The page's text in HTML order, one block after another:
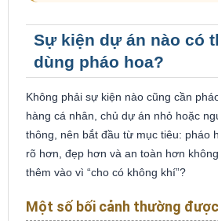
Sự kiện dự án nào có
dùng pháo hoa?
Không phải sự kiện nào cũng cần
hàng cá nhân, chủ dự án nhỏ hoặc
thông, nên bắt đầu từ mục tiêu: pháo
rõ hơn, đẹp hơn và an toàn hơn
thêm vào vì “cho có không khí”?
Một số bối cảnh thường